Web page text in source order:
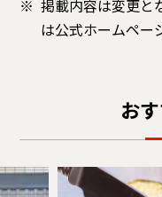
掲載内容は変更と
は公式ホームペー
お